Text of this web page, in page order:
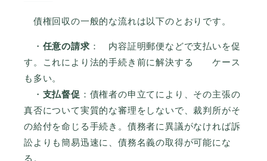
債権回収の一般的な流れは以下のとおりです。
・ 任意の請求 ： 内容証明郵便などで支払いを促
す。これにより法的手続き前に解決する ケース
も多い。
・ 支払督促 ：債権者の申立てにより、その主張の
真否について実質的な審理をしないで、裁判所がそ
の給付を命じる手続き。債務者に異議がなければ訴
訟よりも簡易迅速に、債務名義の取得が可能にな
る。